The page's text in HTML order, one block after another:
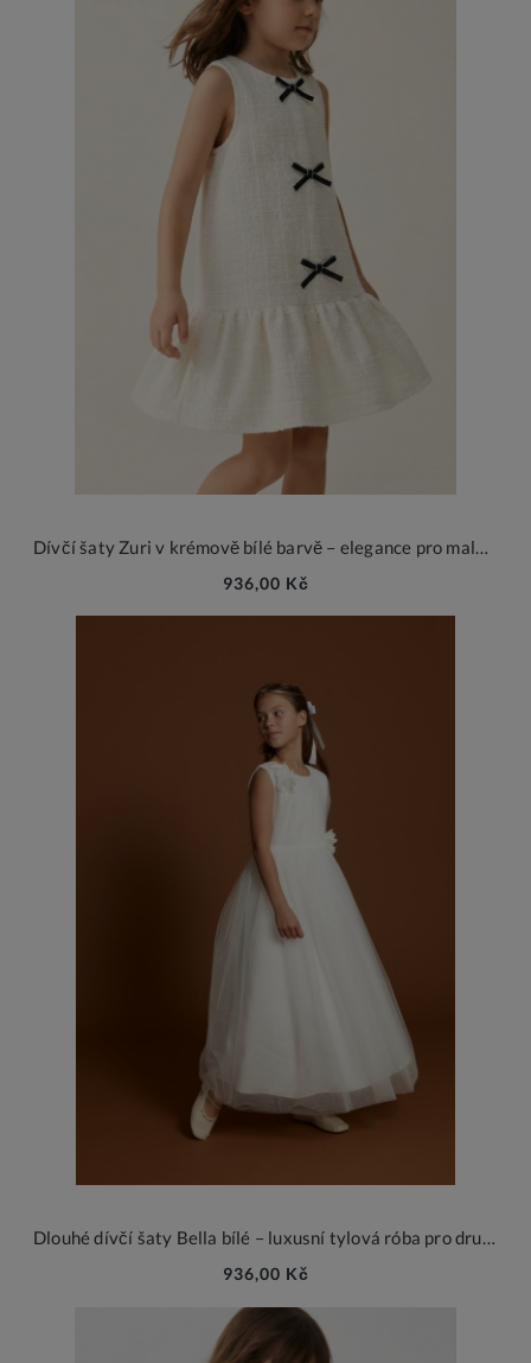
Dívčí šaty Zuri v krémově bílé barvě – elegance pro malé dámy
936,00 Kč
Dlouhé dívčí šaty Bella bílé – luxusní tylová róba pro družičku a první svaté přijímání
936,00 Kč